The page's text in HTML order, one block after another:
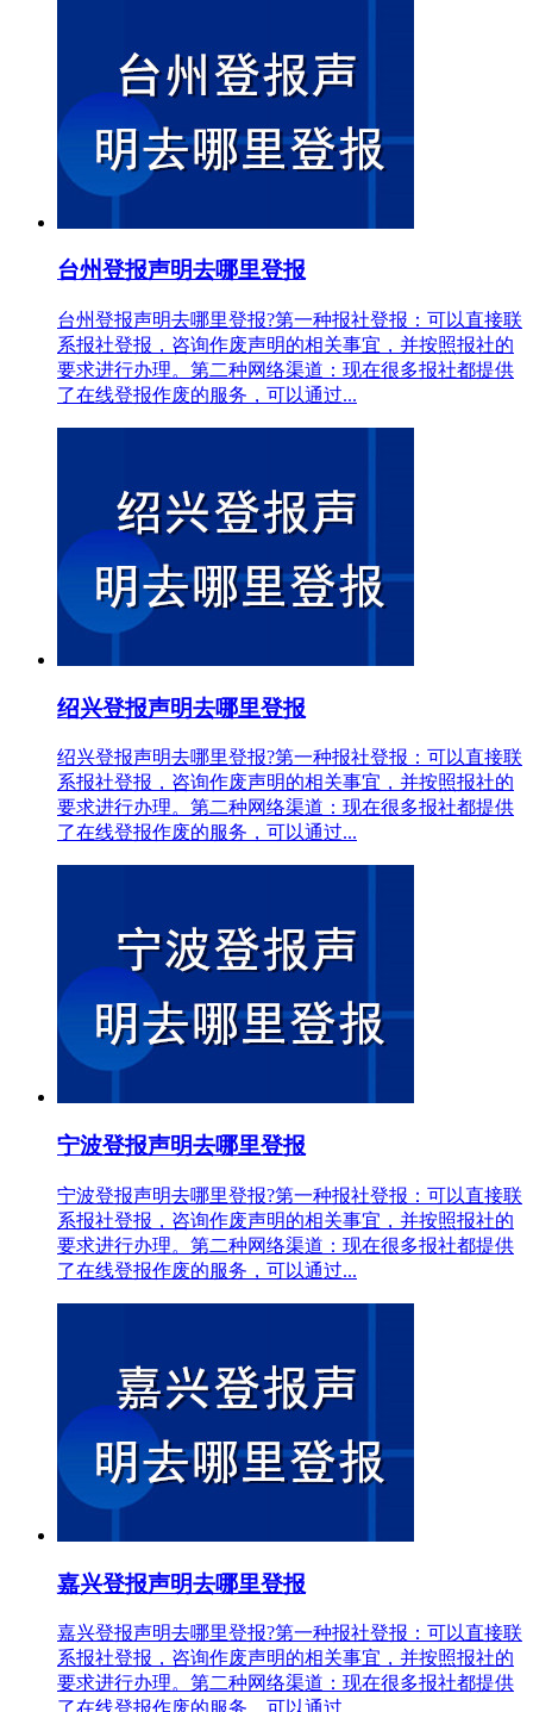
台州登报声明去哪里登报
台州登报声明去哪里登报?第一种报社登报：可以直接联
系报社登报，咨询作废声明的相关事宜，并按照报社的
要求进行办理。第二种网络渠道：现在很多报社都提供
了在线登报作废的服务，可以通过...
绍兴登报声明去哪里登报
绍兴登报声明去哪里登报?第一种报社登报：可以直接联
系报社登报，咨询作废声明的相关事宜，并按照报社的
要求进行办理。第二种网络渠道：现在很多报社都提供
了在线登报作废的服务，可以通过...
宁波登报声明去哪里登报
宁波登报声明去哪里登报?第一种报社登报：可以直接联
系报社登报，咨询作废声明的相关事宜，并按照报社的
要求进行办理。第二种网络渠道：现在很多报社都提供
了在线登报作废的服务，可以通过...
嘉兴登报声明去哪里登报
嘉兴登报声明去哪里登报?第一种报社登报：可以直接联
系报社登报，咨询作废声明的相关事宜，并按照报社的
要求进行办理。第二种网络渠道：现在很多报社都提供